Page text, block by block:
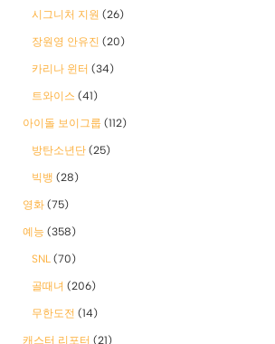
시그니처 지원 (26)
장원영 안유진 (20)
카리나 윈터 (34)
트와이스 (41)
아이돌 보이그룹 (112)
방탄소년단 (25)
빅뱅 (28)
영화 (75)
예능 (358)
SNL (70)
골때녀 (206)
무한도전 (14)
캐스터 리포터 (21)